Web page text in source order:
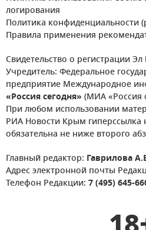
логирования
Политика конфиденциальности
Правила применения
Свидетельство о регистрации
Учредитель: Федеральное
предприятие Международное
«Россия сегодня» (МИА «Россия
При любом использовании
РИА Новости Крым
обязательна не ниже второго
Главный редактор: Гаврилова
Адрес электронной почты
Телефон Редакции: 7 (495) 645-